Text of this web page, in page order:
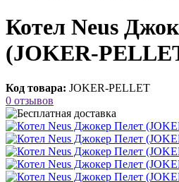
Котел Neus
(JOKER-
Код товара: JOKER-PELLET
0 отзывов